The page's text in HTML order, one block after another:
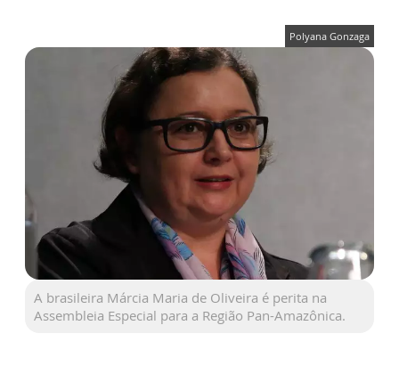
Polyana Gonzaga
A brasileira Márcia Maria de Oliveira é perita na
Assembleia Especial para a Região Pan-Amazônica.